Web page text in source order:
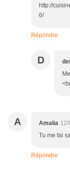
http://
6/
Répondre
D
A Amalia
Tu me fai
Répondre